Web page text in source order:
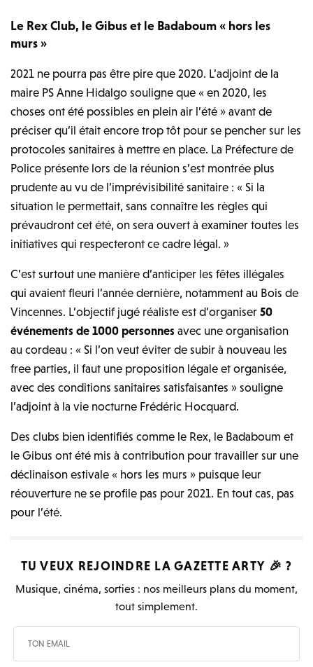
Le Rex Club, le Gibus et le Badaboum « hors les
murs »
2021 ne pourra pas être pire que 2020. L’adjoint de la
maire PS Anne Hidalgo souligne que « en 2020, les
choses ont été possibles en plein air l’été » avant de
préciser qu’il était encore trop tôt pour se pencher sur les
protocoles sanitaires à mettre en place. La Préfecture de
Police présente lors de la réunion s’est montrée plus
prudente au vu de l’imprévisibilité sanitaire : « Si la
situation le permettait, sans connaître les règles qui
prévaudront cet été, on sera ouvert à examiner toutes les
initiatives qui respecteront ce cadre légal. »
C’est surtout une manière d’anticiper les fêtes illégales
qui avaient fleuri l’année dernière, notamment au Bois de
Vincennes. L’objectif jugé réaliste est d’organiser50
événements de 1000 personnes avec une organisation
au cordeau : « Si l’on veut éviter de subir à nouveau les
free parties, il faut une proposition légale et organisée,
avec des conditions sanitaires satisfaisantes » souligne
l’adjoint à la vie nocturne Frédéric Hocquard.
Des clubs bien identifiés comme le Rex, le Badaboum et
le Gibus ont été mis à contribution pour travailler sur une
déclinaison estivale « hors les murs » puisque leur
réouverture ne se profile pas pour 2021. En tout cas, pas
pour l’été.
TU VEUX REJOINDRE LAGAZETTE ARTY 🎉 ?
Musique, cinéma, sorties : nos meilleurs plans du moment,
tout simplement.